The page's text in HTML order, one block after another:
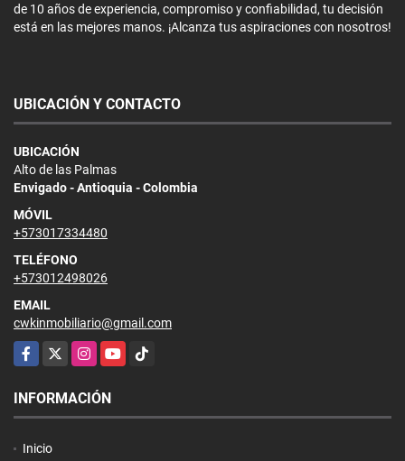
de 10 años de experiencia, compromiso y confiabilidad, tu decisión
está en las mejores manos. ¡Alcanza tus aspiraciones con nosotros!
UBICACIÓN Y CONTACTO
UBICACIÓN
Alto de las Palmas
Envigado - Antioquia - Colombia
MÓVIL
+573017334480
TELÉFONO
+573012498026
EMAIL
cwkinmobiliario@gmail.com
Facebook
X InstagramYouTubeTikTok
INFORMACIÓN
Inicio